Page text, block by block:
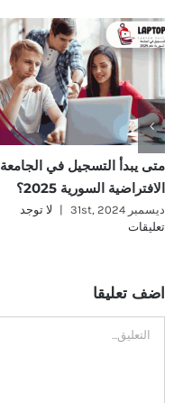
متى يبدأ التسجيل في الجامعة
الافتراضية السورية 2025؟
ديسمبر 31st, 2024 |
لا توجد
تعليقات
اضف تعليقا
تعليق